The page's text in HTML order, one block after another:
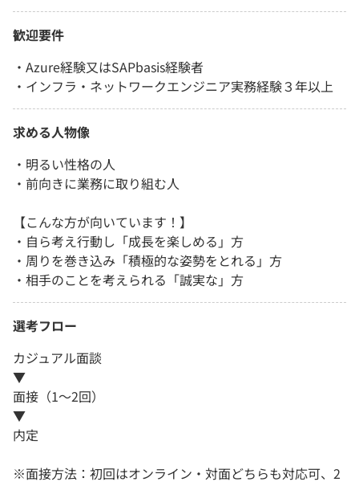
歓迎要件
・Azure経験又はSAPbasis経験者
・インフラ・ネットワークエンジニア実務経験３年以上
求める人物像
・明るい性格の人
・前向きに業務に取り組む人
【こんな方が向いています！】
・自ら考え行動し「成長を楽しめる」方
・周りを巻き込み「積極的な姿勢をとれる」方
・相手のことを考えられる「誠実な」方
選考フロー
カジュアル面談
▼
面接（1～2回）
▼
内定
※面接方法：初回はオンライン・対面どちらも対応可、2